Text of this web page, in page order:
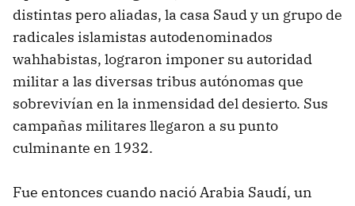
distintas pero aliadas, la casa Saud y un grupo de
radicales islamistas autodenominados
wahhabistas, lograron imponer su autoridad
militar a las diversas tribus autónomas que
sobrevivían en la inmensidad del desierto. Sus
campañas militares llegaron a su punto
culminante en 1932.
Fue entonces cuando nació Arabia Saudí, un